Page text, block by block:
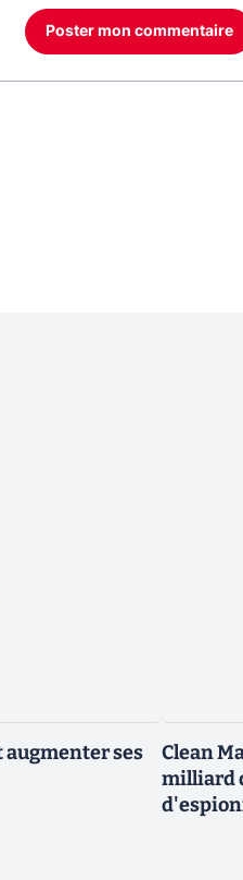
Poster mon commentaire
augmenter ses
Clean
milliard